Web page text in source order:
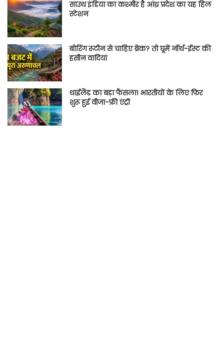
साउथ इंडिया का कश्मीर है आंध्र प्रदेश का यह हिल
स्टेशन
बोरिंग रूटीन से चाहिए ब्रेक? तो घूमें नॉर्थ-ईस्ट की
हसीन वादियां
थाईलैंड का बड़ा फैसला! भारतीयों के लिए फिर
शुरू हुई वीजा-फ्री एंट्री